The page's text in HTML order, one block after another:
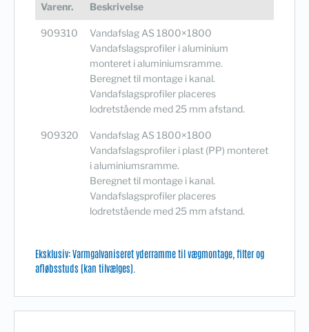
Varenr. Beskrivelse
909310
Vandafslag AS 1800×1800
Vandafslagsprofiler i aluminium
monteret i aluminiumsramme.
Beregnet til montage i kanal.
Vandafslagsprofiler placeres
lodretstående med 25 mm afstand.
909320
Vandafslag AS 1800×1800
Vandafslagsprofiler i plast (PP) monteret
i aluminiumsramme.
Beregnet til montage i kanal.
Vandafslagsprofiler placeres
lodretstående med 25 mm afstand.
Eksklusiv: Varmgalvaniseret yderramme til vægmontage, filter og
afløbsstuds (kan tilvælges).